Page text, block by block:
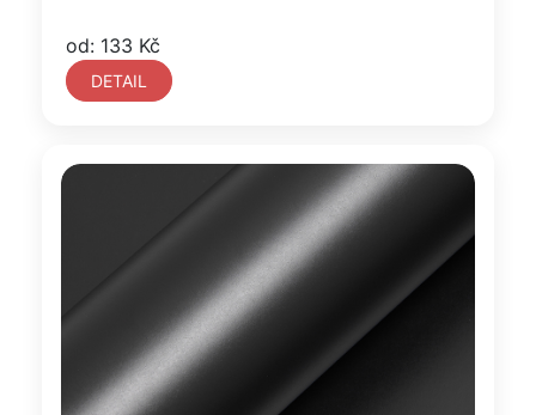
od: 133 Kč
DETAIL